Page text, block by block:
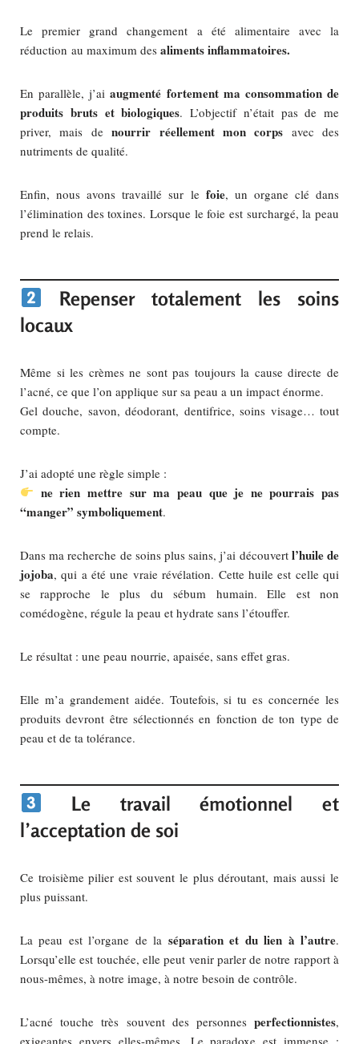
Le premier grand changement a été alimentaire avec la
réduction au maximum des aliments inflammatoires.
En parallèle, j’aiaugmenté fortement ma consommation de
produits bruts et biologiques. L’objectif n’était pas de me
priver, mais denourrir réellement mon corps avec des
nutriments de qualité.
Enfin, nous avons travaillé sur le foie, un organe clé dans
l’élimination des toxines. Lorsque le foie est surchargé, la peau
prend le relais.
Repenser totalement les soins
locaux
Même si les crèmes ne sont pas toujours la cause directe de
l’acné, ce que l’on applique sur sa peau a un impact énorme.
Gel douche, savon, déodorant, dentifrice, soins visage… tout
compte.
J’ai adopté une règle simple :
ne rien mettre sur ma peau que je ne pourrais pas
“manger” symboliquement.
Dans ma recherche de soins plus sains, j’ai découvert l’huile de
jojoba, qui a été une vraie révélation. Cette huile est celle qui
se rapproche le plus du sébum humain. Elle est non
comédogène, régule la peau et hydrate sans l’étouffer.
Le résultat : une peau nourrie, apaisée, sans effet gras.
Elle m’a grandement aidée. Toutefois, si tu es concernée les
produits devront être sélectionnés en fonction de ton type de
peau et de ta tolérance.
Le travail émotionnel et
l’acceptation de soi
Ce troisième pilier est souvent le plus déroutant, mais aussi le
plus puissant.
La peau est l’organe de la séparation et du lien à l’autre.
Lorsqu’elle est touchée, elle peut venir parler de notre rapport à
nous-mêmes, à notre image, à notre besoin de contrôle.
L’acné touche très souvent des personnes perfectionnistes,
exigeantes envers elles-mêmes. Le paradoxe est immense :